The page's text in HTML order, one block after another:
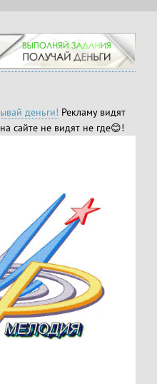
деньги! Рекламу видят
сайте не видят не где😊!